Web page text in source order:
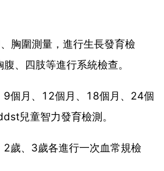
胸圍測量，進行生長發育檢
、四肢等進行系統檢查。
9個月、12個月、18個月、24個
兒童智力發育檢測。
歲、3歲各進行一次血常規檢